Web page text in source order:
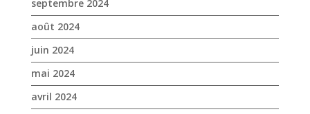
mars 2024
février 2024
janvier 2024
décembre 2023
novembre 2023